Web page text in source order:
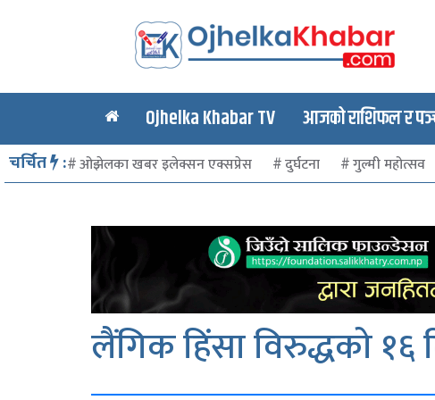
Ojhelka Khabar TV आजको राशिफल र
चर्चित : ओझेलका खबर इलेक्सन एक्सप्रेस दुर्घटना गुल्मी महोत्सव
लैंगिक हिंसा विरुद्धको